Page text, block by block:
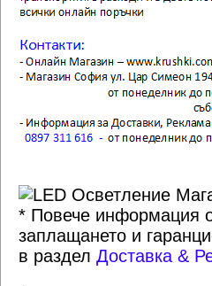
* Повече информация
заплащането и
в раздел Доставка &